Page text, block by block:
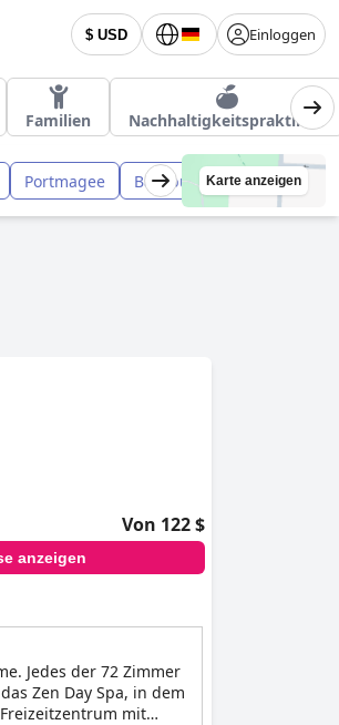
$ USD Einloggen
Familien Nachhaltigkeitspraktiken
Portmagee BallybunionKarte anzeigen
Von 122 $
anzeigen
Jedes der 72 Zimmer
Zen Day Spa, in dem
mit